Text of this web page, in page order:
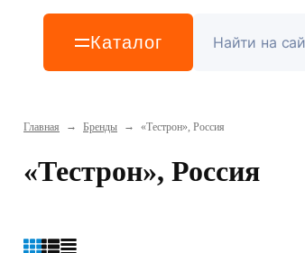
Каталог
Главная → Бренды → «Тестрон», Россия
«Тестрон», Россия